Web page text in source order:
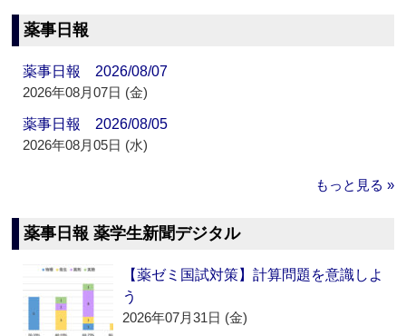
薬事日報
薬事日報 2026/08/07
2026年08月07日 (金)
薬事日報 2026/08/05
2026年08月05日 (水)
もっと見る »
薬事日報 薬学生新聞デジタル
【薬ゼミ国試対策】計算問題を意識しよ
う
2026年07月31日 (金)